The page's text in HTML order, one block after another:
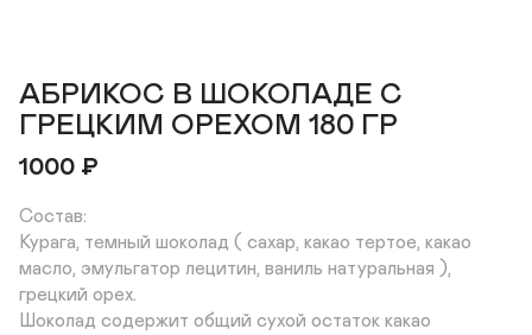
АБРИКОС В ШОКОЛАДЕ С
ГРЕЦКИМ ОРЕХОМ 180 ГР
1000 ₽
Состав:
Курага, темный шоколад ( сахар, какао тертое, какао
масло, эмульгатор лецитин, ваниль натуральная ),
грецкий орех.
Шоколад содержит общий сухой остаток какао